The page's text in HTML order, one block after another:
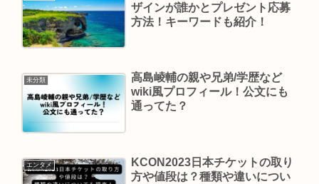
ザインが誰かとプレゼント応募
方法！キーワードも紹介！
未分類
高島崚輔の親や兄弟/学歴など
wiki風プロフィール！公文にも
通ってた？
エンタメ
KCON2023日本チケットの取り
方や値段は？種類や違いについ